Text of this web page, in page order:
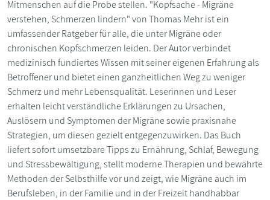
Mitmenschen auf die Probe stellen. "Kopfsache - Migräne
verstehen, Schmerzen lindern" von Thomas Mehr ist ein
umfassender Ratgeber für alle, die unter Migräne oder
chronischen Kopfschmerzen leiden. Der Autor verbindet
medizinisch fundiertes Wissen mit seiner eigenen Erfahrung als
Betroffener und bietet einen ganzheitlichen Weg zu weniger
Schmerz und mehr Lebensqualität. Leserinnen und Leser
erhalten leicht verständliche Erklärungen zu Ursachen,
Auslösern und Symptomen der Migräne sowie praxisnahe
Strategien, um diesen gezielt entgegenzuwirken. Das Buch
liefert sofort umsetzbare Tipps zu Ernährung, Schlaf, Bewegung
und Stressbewältigung, stellt moderne Therapien und bewährte
Methoden der Selbsthilfe vor und zeigt, wie Migräne auch im
Berufsleben, in der Familie und in der Freizeit handhabbar